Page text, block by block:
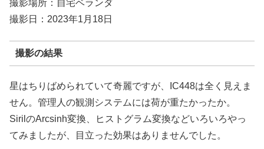
撮影場所：自宅ベランダ
撮影日：2023年1月18日
撮影の結果
星はちりばめられていて奇麗ですが、IC448は全く見えま
せん。管理人の観測システムには荷が重たかったか。
SirilのArcsinh変換、ヒストグラム変換などいろいろやっ
てみましたが、目立った効果はありませんでした。